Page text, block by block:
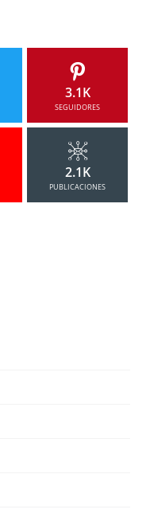
3.1K
SEGUIDORES
2.1K
PUBLICACIONES